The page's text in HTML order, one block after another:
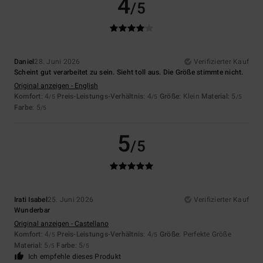
/5
Daniel28. Juni 2026
Verifizierter Kauf
Scheint gut verarbeitet zu sein. Sieht toll aus. Die Größe stimmte nicht.
Original anzeigen - English
Komfort: 4/5 Preis-Leistungs-Verhältnis: 4/5 Größe: Klein Material: 5 /5
Farbe: 5/5
5/5
Irati Isabel25. Juni 2026
Verifizierter Kauf
Wunderbar
Original anzeigen - Castellano
Komfort: 4/5 Preis-Leistungs-Verhältnis: 4/5 Größe: Perfekte Größe
Material: 5 /5 Farbe: 5/5
Ich empfehle dieses Produkt